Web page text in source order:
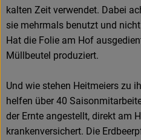
kalten Zeit verwendet. Dabei
sie mehrmals benutzt und
Hat die Folie am Hof
Müllbeutel produziert.
Und wie stehen Heitmeiers zu
helfen über 40
der Ernte angestellt, direkt am
krankenversichert. Die